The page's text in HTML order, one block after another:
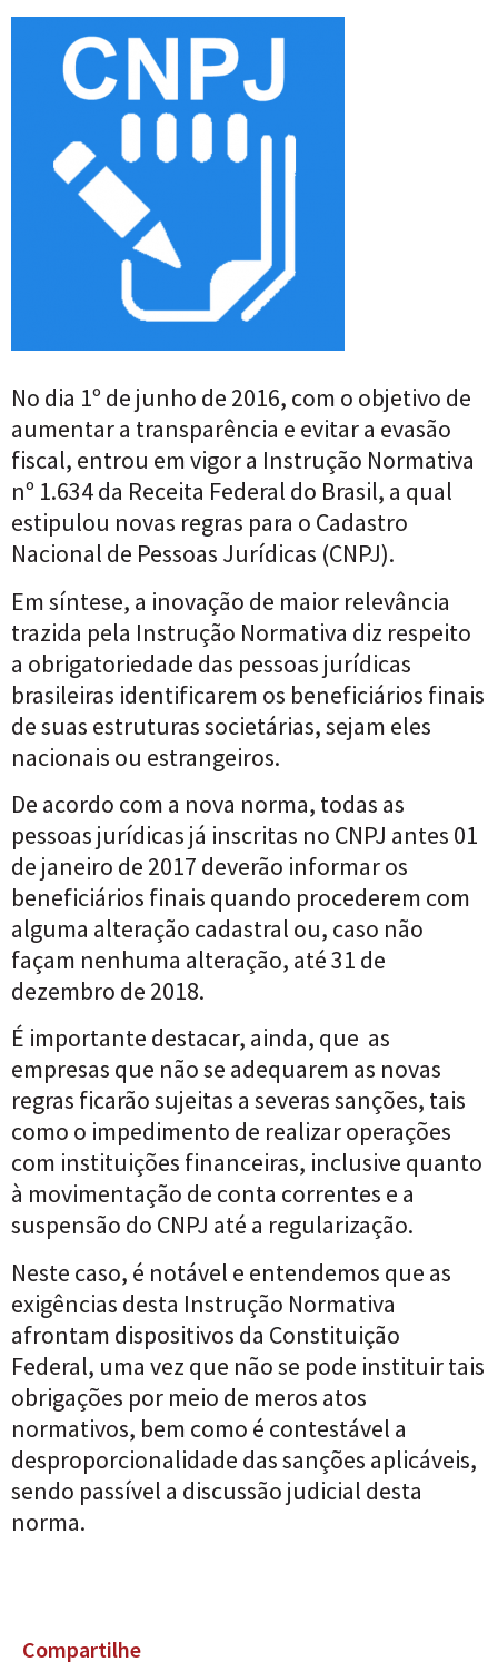
No dia 1º de junho de 2016, com o objetivo de
aumentar a transparência e evitar a evasão
fiscal, entrou em vigor a Instrução Normativa
nº 1.634 da Receita Federal do Brasil, a qual
estipulou novas regras para o Cadastro
Nacional de Pessoas Jurídicas (CNPJ).
Em síntese, a inovação de maior relevância
trazida pela Instrução Normativa diz respeito
a obrigatoriedade das pessoas jurídicas
brasileiras identificarem os beneficiários finais
de suas estruturas societárias, sejam eles
nacionais ou estrangeiros.
De acordo com a nova norma, todas as
pessoas jurídicas já inscritas no CNPJ antes 01
de janeiro de 2017 deverão informar os
beneficiários finais quando procederem com
alguma alteração cadastral ou, caso não
façam nenhuma alteração, até 31 de
dezembro de 2018.
É importante destacar, ainda, que as
empresas que não se adequarem as novas
regras ficarão sujeitas a severas sanções, tais
como o impedimento de realizar operações
com instituições financeiras, inclusive quanto
à movimentação de conta correntes e a
suspensão do CNPJ até a regularização.
Neste caso, é notável e entendemos que as
exigências desta Instrução Normativa
afrontam dispositivos da Constituição
Federal, uma vez que não se pode instituir tais
obrigações por meio de meros atos
normativos, bem como é contestável a
desproporcionalidade das sanções aplicáveis,
sendo passível a discussão judicial desta
norma.
Compartilhe